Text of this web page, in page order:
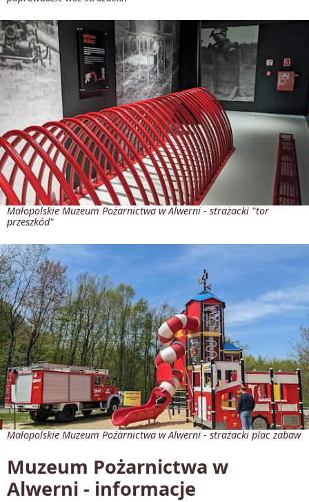
Małopolskie Muzeum Pożarnictwa w Alwerni - strażacki "tor
przeszkód"
Małopolskie Muzeum Pożarnictwa w Alwerni - strażacki plac zabaw
Muzeum Pożarnictwa w
Alwerni - informacje